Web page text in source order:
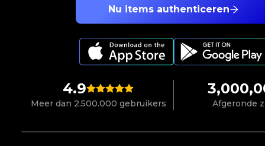
4.9
Meer dan 2.500.000 gebruikers Afgeronde
Nu items authenticeren